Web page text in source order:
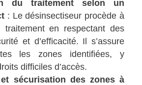
du traitement selon un
: Le désinsectiseur procède à
traitement en respectant des
et d’efficacité. Il s’assure
les zones identifiées, y
difficiles d’accès.
sécurisation des zones à